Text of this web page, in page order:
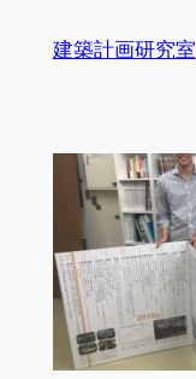
建築計画研究室